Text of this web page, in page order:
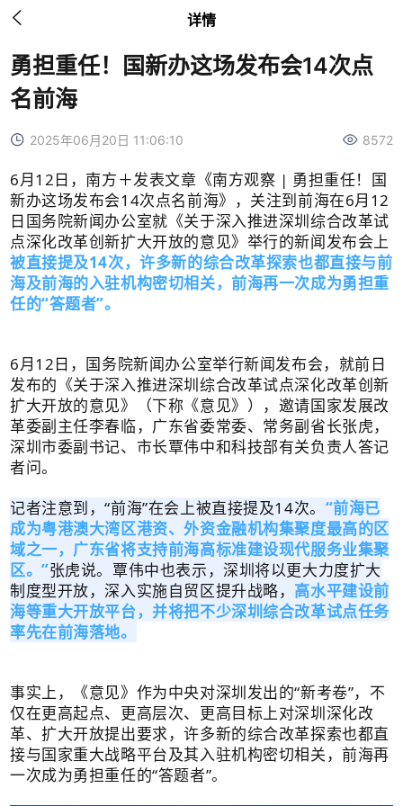
 详情
勇担重任！国新办这场发布会14次点
名前海
2025年06月20日 11:06:10 8572
6月12日，南方＋发表文章《南方观察 | 勇担重任！国
新办这场发布会14次点名前海》，关注到前海在6月12
日国务院新闻办公室就《关于深入推进深圳综合改革试
点深化改革创新扩大开放的意见》举行的新闻发布会上
被直接提及14次，许多新的综合改革探索也都直接与前
海及前海的入驻机构密切相关，前海再一次成为勇担重
任的“答题者”。
6月12日，国务院新闻办公室举行新闻发布会，就前日
发布的《关于深入推进深圳综合改革试点深化改革创新
扩大开放的意见》（下称《意见》），邀请国家发展改
革委副主任李春临，广东省委常委、常务副省长张虎，
深圳市委副书记、市长覃伟中和科技部有关负责人答记
者问。
记者注意到，“前海”在会上被直接提及14次。 “前海已
成为粤港澳大湾区港资、外资金融机构集聚度最高的区
域之一，广东省将支持前海高标准建设现代服务业集聚
区。”张虎说。覃伟中也表示，深圳将以更大力度扩大
制度型开放，深入实施自贸区提升战略， 高水平建设前
海等重大开放平台，并将把不少深圳综合改革试点任务
率先在前海落地。
事实上，《意见》作为中央对深圳发出的“新考卷”，不
仅在更高起点、更高层次、更高目标上对深圳深化改
革、扩大开放提出要求，许多新的综合改革探索也都直
接与国家重大战略平台及其入驻机构密切相关，前海再
一次成为勇担重任的“答题者”。